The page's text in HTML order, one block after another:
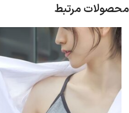
محصولات مرتبط